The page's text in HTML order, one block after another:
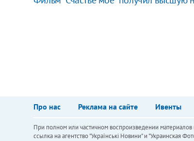
Про нас Реклама на сайте Ивенты
При полном или частичном воспроизведении
ссылка на агентство "Українськi Новини" и "Украинская